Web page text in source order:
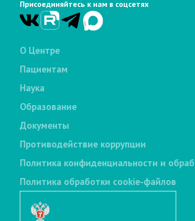
Присоединяйтесь к нам в соцсетях
О Центре
Пациентам
Наука
Образование
Документы
Противодействие коррупции
Политика конфиденциальности и
Политика обработки cookie-файлов